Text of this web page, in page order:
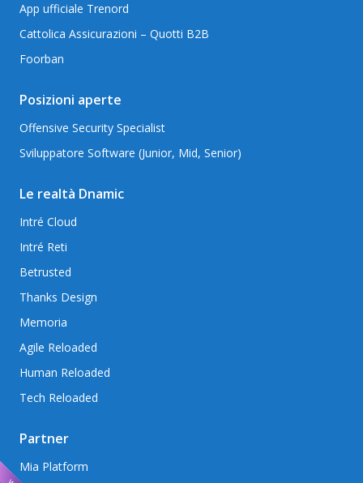
App ufficiale Trenord
Cattolica Assicurazioni – Quotti B2B
Foorban
Posizioni aperte
Offensive Security Specialist
Sviluppatore Software (Junior, Mid, Senior)
Le realtà Dnamic
Intré Cloud
Intré Reti
Betrusted
Thanks Design
Memoria
Agile Reloaded
Human Reloaded
Tech Reloaded
Partner
Mia Platform